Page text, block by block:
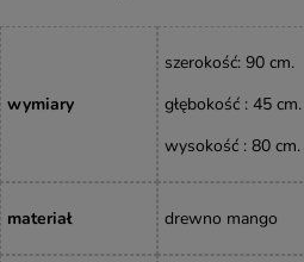
wymiary
szerokość: 90 cm.
głębokość : 45 cm.
wysokość : 80 cm.
materiał drewno mango